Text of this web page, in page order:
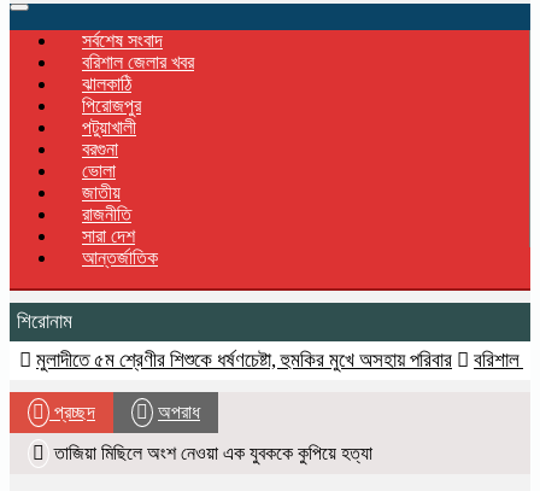
Toggle
navigationসর্বশেষ সংবাদ
বরিশাল জেলার খবর
ঝালকাঠি
পিরোজপুর
পটুয়াখালী
বরগুনা
ভোলা
জাতীয়
রাজনীতি
সারা দেশ
আন্তর্জাতিক
শিরোনাম
৫ম শ্রেণীর শিশুকে ধর্ষণচেষ্টা, হুমকির মুখে অসহায় পরিবার
বরিশাল সরকারি
প্রচ্ছদ
অপরাধ
তাজিয়া মিছিলে অংশ নেওয়া এক যুবককে কুপিয়ে হত্যা